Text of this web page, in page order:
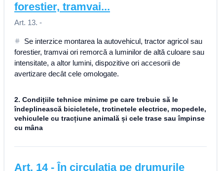
forestier, tramvai...
Art. 13. -
Se interzice montarea la autovehicul, tractor agricol sau
forestier, tramvai ori remorcă a luminilor de altă culoare sau
intensitate, a altor lumini, dispozitive ori accesorii de
avertizare decât cele omologate.
2. Condițiile tehnice minime pe care trebuie să le
îndeplinească bicicletele, trotinetele electrice, mopedele,
vehiculele cu tracțiune animală și cele trase sau împinse
cu mâna
Art. 14-În circulația pe drumurile